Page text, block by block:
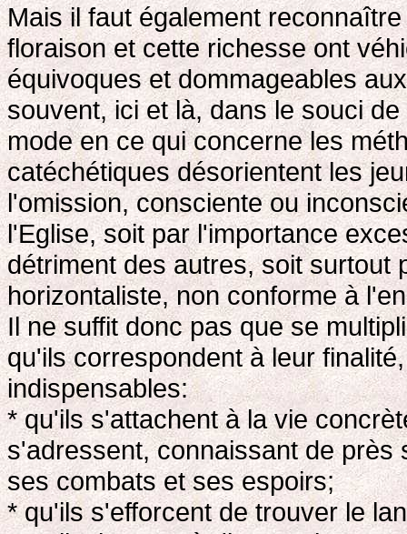
Mais il faut également
floraison et cette richesse ont
équivoques et dommageables
souvent, ici et là, dans le souci
mode en ce qui concerne les
catéchétiques désorientent les
l'omission, consciente ou
l'Eglise, soit par l'importance
détriment des autres, soit surtout
horizontaliste, non conforme à
Il ne suffit donc pas que se
qu'ils correspondent à leur
indispensables:
* qu'ils s'attachent à la vie
s'adressent, connaissant de
ses combats et ses espoirs;
* qu'ils s'efforcent de trouver le